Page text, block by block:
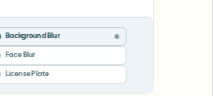
Background Blur
Face Blur
License Plate